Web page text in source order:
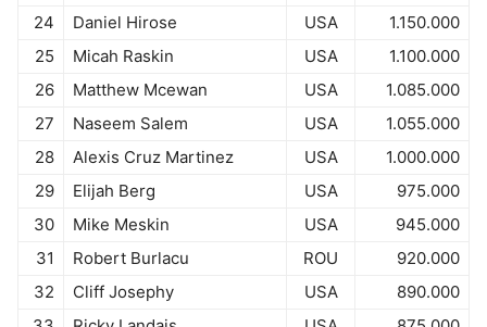
24
Daniel Hirose USA
1.150.000
25
Micah Raskin USA
1.100.000
26
Matthew Mcewan USA
1.085.000
27
Naseem Salem USA
1.055.000
28
Alexis Cruz Martinez USA
1.000.000
29
Elijah Berg USA
975.000
30
Mike Meskin USA
945.000
31
Robert Burlacu ROU
920.000
32
Cliff Josephy USA
890.000